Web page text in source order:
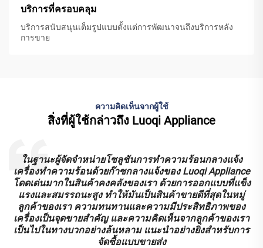
บริการที่ครอบคลุม
บริการสนับสนุนเต็มรูปแบบตั้งแต่การพัฒนาจนถึงบริการหลัง
การขาย
ความคิดเห็นจากผู้ใช้
สิ่งที่ผู้ใช้กล่าวถึง Luoqi Appliance
ในฐานะผู้จัดจำหน่ายโซลูชันการทำความร้อนกลางแจ้ง
เครื่องทำความร้อนด้วยก๊าซกลางแจ้งของ Luoqi Appliance
โดดเด่นมากในสินค้าคงคลังของเรา ด้วยการออกแบบที่แข็ง
แรงและสมรรถนะสูง ทำให้มันเป็นสินค้าขายดีที่สุดในหมู่
ลูกค้าของเรา ความทนทานและความมีประสิทธิภาพของ
เครื่องเป็นจุดขายสำคัญ และความคิดเห็นจากลูกค้าของเรา
เป็นไปในทางบวกอย่างล้นหลาม แนะนำอย่างยิ่งสำหรับการ
จัดซื้อแบบขายส่ง